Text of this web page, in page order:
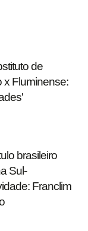
de
x Fluminense:
brasileiro
Sul-
Franclim